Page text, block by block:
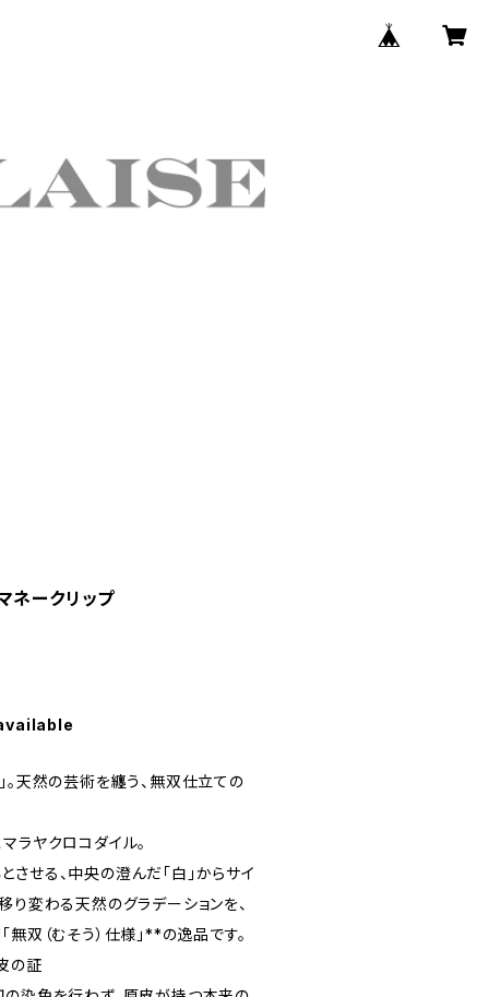
ークリップ
。天然の芸術を纏う、無双仕立ての
ラヤクロコダイル。
せる、中央の澄んだ「白」からサイ
り変わる天然のグラデーションを、
双（むそう）仕様」**の逸品です。
の証